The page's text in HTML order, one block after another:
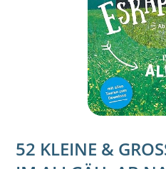
52 KLEINE &